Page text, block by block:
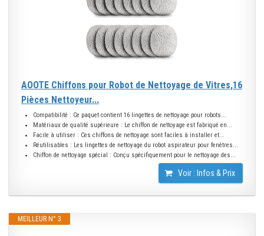
AOOTE Chiffons pour Robot de Nettoyage de Vitres,16
Pièces Nettoyeur...
Compatibilité : Ce paquet contient 16 lingettes de nettoyage pour robots...
Matériaux de qualité supérieure : Le chiffon de nettoyage est fabriqué en...
Facile à utiliser : Ces chiffons de nettoyage sont faciles à installer et...
Réutilisables : Les lingettes de nettoyage du robot aspirateur pour fenêtres...
Chiffon de nettoyage spécial : Conçu spécifiquement pour le nettoyage des...
Voir : Infos & Prix
MEILLEUR N° 3